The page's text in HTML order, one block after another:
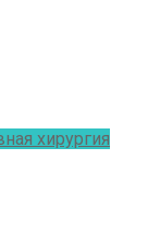
хирургия